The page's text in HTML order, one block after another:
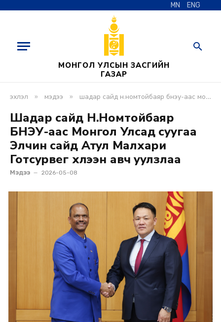
MN ENG
МОНГОЛ УЛСЫН ЗАСГИЙН
ГАЗАР
эхлэл » мэдээ » шадар сайд н.номтойбаяр бнэу-аас монгол улсад суугаа элчин сайд атул малхари готсурвег хүлээн авч уулзлаа
Шадар сайд Н.Номтойбаяр
БНЭУ-аас Монгол Улсад суугаа
Элчин сайд Атул Малхари
Готсурвег хүлээн авч уулзлаа
Мэдээ 2026-05-08